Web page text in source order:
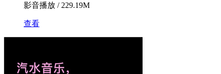
影音播放 / 229.19M
查看